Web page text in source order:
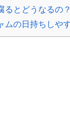
るとどうなるの？
ムの日持ちしや